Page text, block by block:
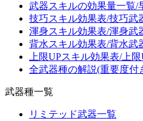
武器スキルの効果量一覧/
技巧スキル効果表/技巧武
渾身スキル効果表/渾身武
背水スキル効果表/背水武
上限UPスキル効果表/上
全武器種の解説(重要度付
武器種一覧
リミテッド武器一覧